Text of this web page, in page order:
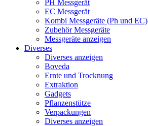
PH Messgerät
EC Messgerät
Kombi Messgeräte (Ph und EC)
Zubehör Messgeräte
Messgeräte anzeigen
Diverses
Diverses anzeigen
Boveda
Ernte und Trocknung
Extraktion
Gadgets
Pflanzenstütze
Verpackungen
Diverses anzeigen